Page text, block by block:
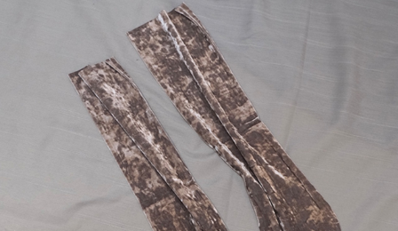
CATEGORY
WOMEN
MEN
BRAND
WOMEN
Membership
Guide
Mypage
Information
Contact
プライバシーポリシー
特定商取引法に基づく表記
会員規約